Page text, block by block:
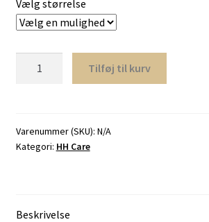
Vælg størrelse
kg
antal
Tilføj til kurv
Varenummer (SKU): N/A
Kategori: HH Care
Beskrivelse